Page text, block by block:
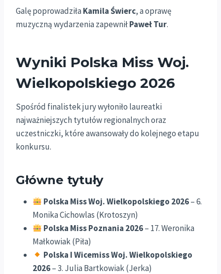
Galę poprowadziłaKamila Świerc, a oprawę
muzyczną wydarzenia zapewniłPaweł Tur.
Wyniki Polska Miss Woj.
Wielkopolskiego 2026
Spośród finalistek jury wyłoniło laureatki
najważniejszych tytułów regionalnych oraz
uczestniczki, które awansowały do kolejnego etapu
konkursu.
Główne tytuły
Polska Miss Woj. Wielkopolskiego 2026– 6.
Monika Cichowlas (Krotoszyn)
Polska Miss Poznania 2026– 17. Weronika
Małkowiak (Piła)
Polska I Wicemiss Woj. Wielkopolskiego
2026– 3. Julia Bartkowiak (Jerka)